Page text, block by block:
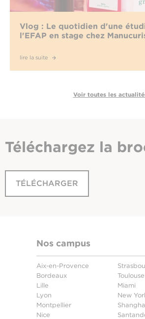
Vlog : Le quotidien d'une
l'EFAP en stage chez
lire la suite
Voir toutes les
Téléchargez la
TÉLÉCHARGER
Nos campus
Aix-en-Provence
Bordeaux
Lille
Lyon
Montpellier
Nice
Toulouse
Miami
New